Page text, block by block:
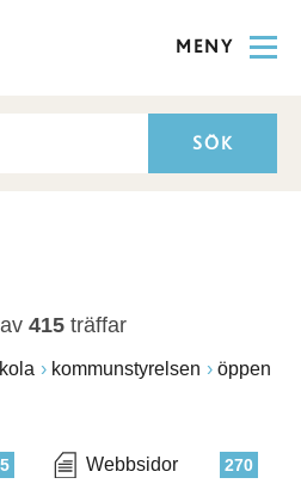
MENY
415 träffar
kommunstyrelsen
öppen
270
Webbsidor